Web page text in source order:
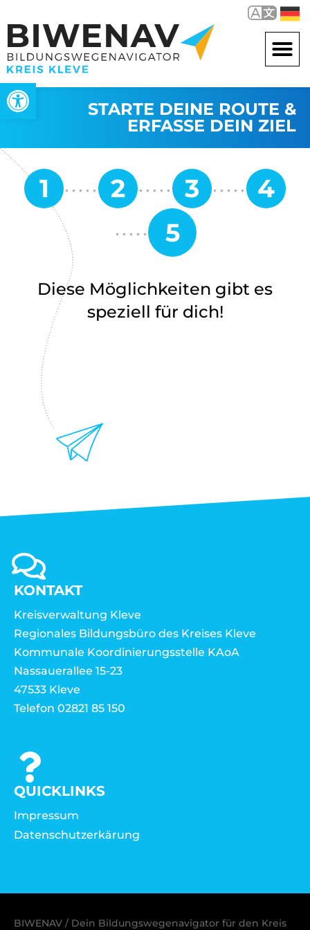
Werkzeugleiste öffnen
STARTE DEINE ROUTE &
ERFASSE DEIN ZIEL
Diese Möglichkeiten gibt es
speziell für dich!
KONTAKT
Kreisverwaltung Kleve
Regionales Bildungsbüro des Kreises Kleve
Kommunale Koordinierungsstelle KAoA
Nassauerallee 15-23
47533 Kleve
Telefon 02821 85 150
QUICKLINKS
Impressum
Datenschutzerkärung
BIWENAV / Dein Bildungswegenavigator für den Kreis